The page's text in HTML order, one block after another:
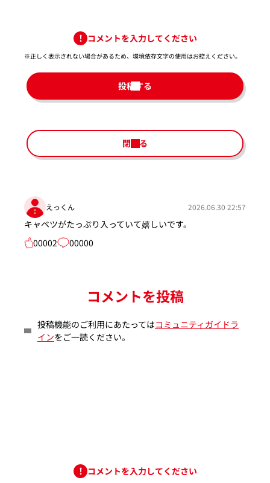
コメントを入力してください
※正しく表示されない場合があるため、環境依存文字の使用はお控えください。​
投稿する
閉じる
えっくん 2026.06.30 22:57
キャベツがたっぷり入っていて嬉しいです。
00002
00000
コメントを投稿
投稿機能のご利用にあたってはコミュニティガイドラ
インをご一読ください。
コメントを入力してください